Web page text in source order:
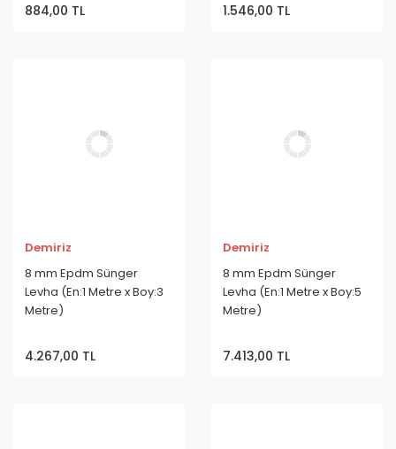
884,00 TL 1.546,00 TL
Demiriz
8 mm Epdm Sünger
Levha (En:1 Metre x Boy:3
Metre)
4.267,00 TL
Demiriz
8 mm Epdm Sünger
Levha (En:1 Metre x Boy:5
Metre)
7.413,00 TL